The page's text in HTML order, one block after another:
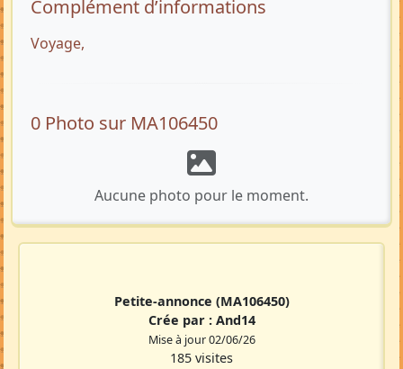
Complément d’informations
Voyage,
0 Photo sur MA106450
Aucune photo pour le moment.
Petite-annonce (MA106450)
Crée par : And14
Mise à jour 02/06/26
185 visites